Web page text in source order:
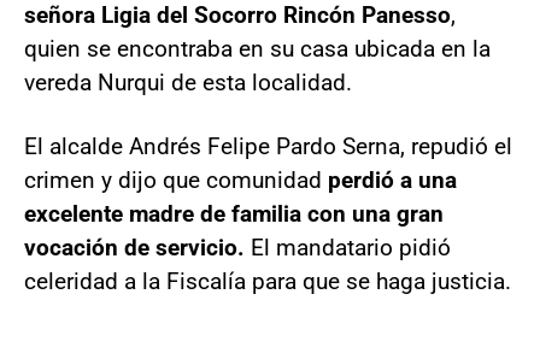
señora Ligia del Socorro Rincón Panesso,
quien se encontraba en su casa ubicada en la
vereda Nurqui de esta localidad.
El alcalde Andrés Felipe Pardo Serna, repudió el
crimen y dijo que comunidad perdió a una
excelente madre de familia con una gran
vocación de servicio. El mandatario pidió
celeridad a la Fiscalía para que se haga justicia.